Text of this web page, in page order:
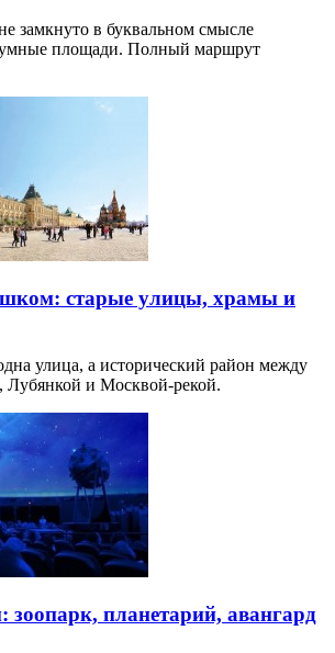
замкнуто в буквальном смысле
площади. Полный маршрут
старые улицы, храмы и
улица, а исторический район между
и Москвой-рекой.
планетарий, авангард